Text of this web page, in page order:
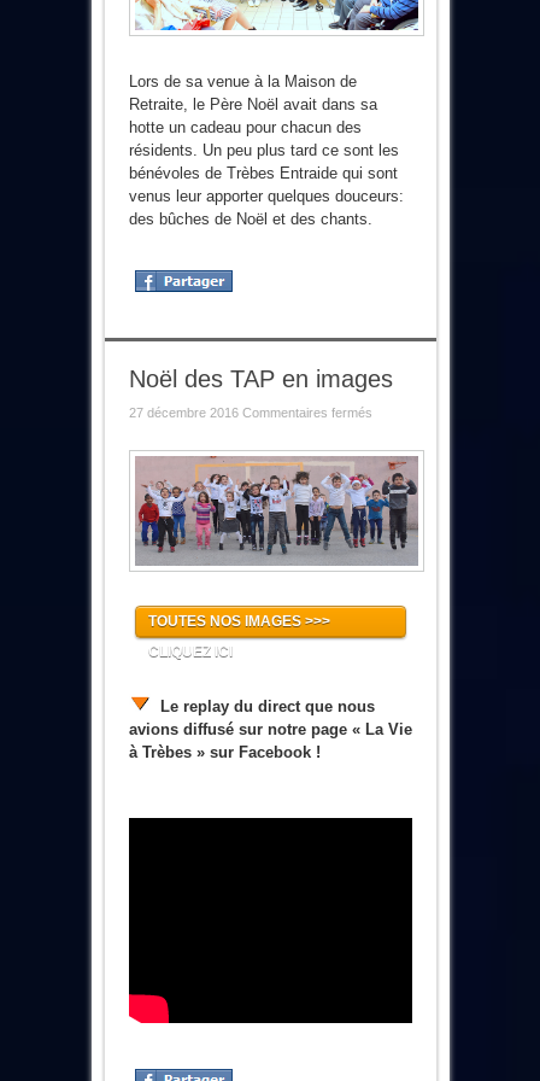
Lors de sa venue à la Maison de
Retraite, le Père Noël avait dans sa
hotte un cadeau pour chacun des
résidents. Un peu plus tard ce sont les
bénévoles de Trèbes Entraide qui sont
venus leur apporter quelques douceurs:
des bûches de Noël et des chants.
Noël des TAP en images
27 décembre 2016 Commentaires ferméssur
TAP
images
TOUTES NOS IMAGES >>>
CLIQUEZ ICI
Le replay du direct que nous
avions diffusé sur notre page « La Vie
à Trèbes » sur Facebook !